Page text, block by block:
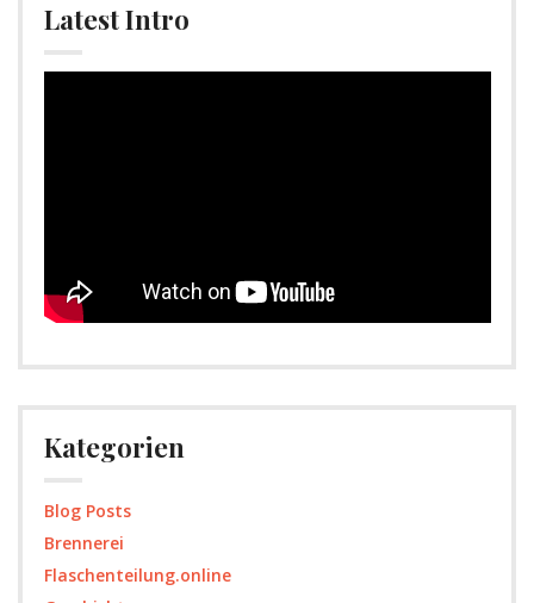
Latest Intro
Kategorien
Blog Posts
Brennerei
Flaschenteilung.online